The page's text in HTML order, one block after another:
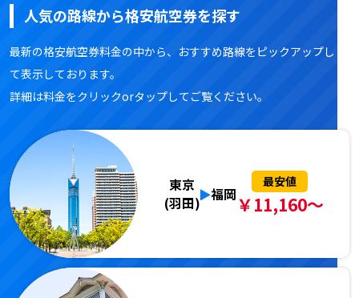
人気の路線から格安航空券を探す
最新の格安航空券料金の中から、おすすめ路線をピックアップし
て表示しております。
詳細は料金をクリックorタップしてご覧ください。
東京
(羽田) 福岡
最安値
￥11,160～